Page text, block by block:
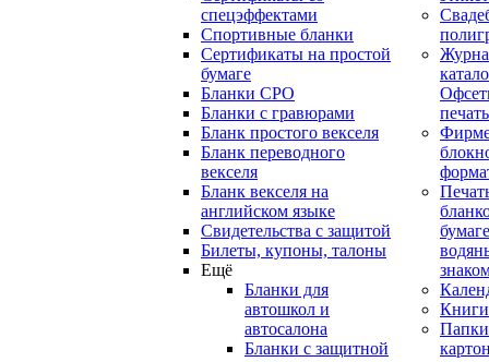
спецэффектами
Спортивные бланки
Cертификаты на простой
бумаге
Бланки СРО
Бланки с гравюрами
Бланк простого векселя
Бланк переводного
векселя
Бланк векселя на
английском языке
Свидетельства с защитой
Билеты, купоны, талоны
Ещё
Бланки для
автошкол и
автосалона
Бланки с защитной
печать
Книги
Папки